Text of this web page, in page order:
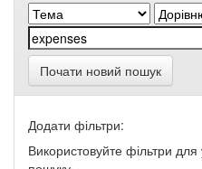
Почати новий пошук
Додати фільтри:
Використовуйте фільтри для